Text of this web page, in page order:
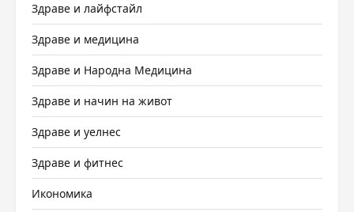
Здраве и лайфстайл
Здраве и медицина
Здраве и Народна Медицина
Здраве и начин на живот
Здраве и уелнес
Здраве и фитнес
Икономика